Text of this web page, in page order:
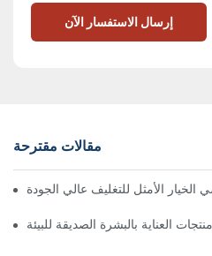
إرسال الاستفسار الآن
مقالات مقترحة
الخيار الأمثل للتغليف عالي الجودة
العناية بالبشرة الصديقة للبيئة